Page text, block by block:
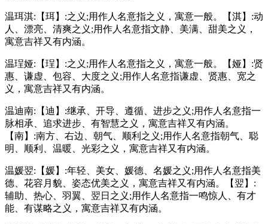
温珥淇:【珥】:之义;用作人名意指之义，寓意一般。【淇】:动
人、漂亮、清爽之义;用作人名意指文静、美满、甜美之义，
寓意吉祥又有内涵。
温珵娅:【珵】:之义;用作人名意指之义，寓意一般。【娅】:贤
惠、谦虚、包容、大度之义;用作人名意指谦虚、贤惠、宽之
义，寓意吉祥又有内涵。
温迪南:【迪】:继承、开导、遵循、进步之义;用作人名意指一
脉相承、追求进步、有智慧之义，寓意吉祥又有内涵。
【南】:南方、右边、朝气、顺利之义;用作人名意指朝气、聪
明、顺利、温暖、光彩之义，寓意吉祥又有内涵。
温媛翌:【媛】:年轻、美女、媛德、名媛之义;用作人名意指美
德、花容月貌、姿态优美之义，寓意吉祥又有内涵。【翌】:
辅助、热心、羽翼、翌日之义;用作人名意指一鸣惊人、有才
能、有谋略之义，寓意吉祥又有内涵。